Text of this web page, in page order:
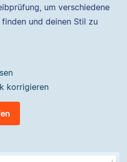
um verschiedene
und deinen Stil zu
korrigieren